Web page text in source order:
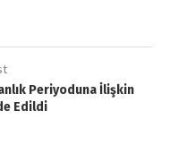
Periyoduna İlişkin
Edildi